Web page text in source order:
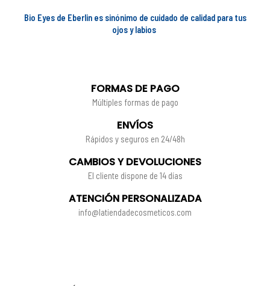
Bio Eyes de Eberlin es sinónimo de cuidado de calidad para tus
ojos y labios
FORMAS DE PAGO
Múltiples formas de pago
ENVÍOS
Rápidos y seguros en 24/48h
CAMBIOS Y DEVOLUCIONES
El cliente dispone de 14 días
ATENCIÓN PERSONALIZADA
info@latiendadecosmeticos.com